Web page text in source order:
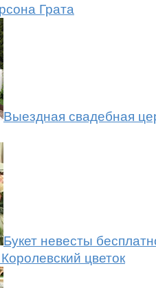
Грата
Выездная свадебная
Букет невесты
цветок